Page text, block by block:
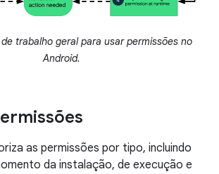
trabalho geral para usar permissões no
Android.
as permissões por tipo, incluindo
da instalação, de execução e